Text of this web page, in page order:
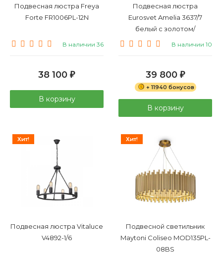
Подвесная люстра Freya
Forte FR1006PL-12N
В наличии 36
38 100 ₽
В корзину
Подвесная люстра
Eurosvet Amelia 3637/7
белый с золотом/
прозрачный хрусталь
В наличии 10
39 800 ₽
+ 11940 бонусов
В корзину
Хит!
Подвесная люстра Vitaluce
V4892-1/6
Хит!
Подвесной светильник
Maytoni Coliseo MOD135PL-
08BS